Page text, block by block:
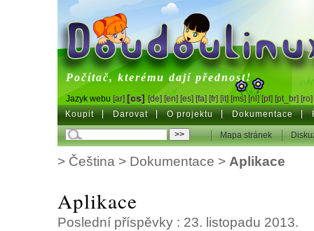
DoudouLinux
Počítač, kterému dají přednost!
Jazyk webu [ar] [cs] [de] [en] [es] [fa] [fr] [it] [ms] [nl] [pt] [pt_br] [ro]
Koupit Darovat O projektu Dokumentace
Mapa stránek
> Čeština > Dokumentace > Aplikace
Aplikace
Poslední příspěvky : 23. listopadu 2013.